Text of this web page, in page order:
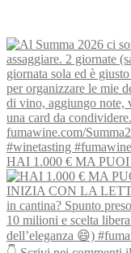
HAI 1.000 € MA